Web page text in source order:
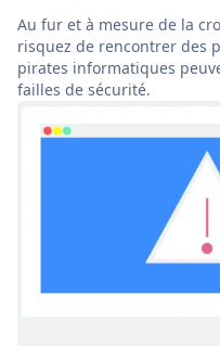
Au fur et à mesure de la
risquez de rencontrer des
pirates informatiques
failles de sécurité.